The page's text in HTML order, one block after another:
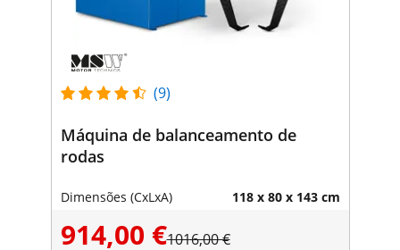
(9)
Máquina de balanceamento de
rodas
Dimensões (CxLxA) 118 x 80 x 143 cm
914,00 €1016,00 €